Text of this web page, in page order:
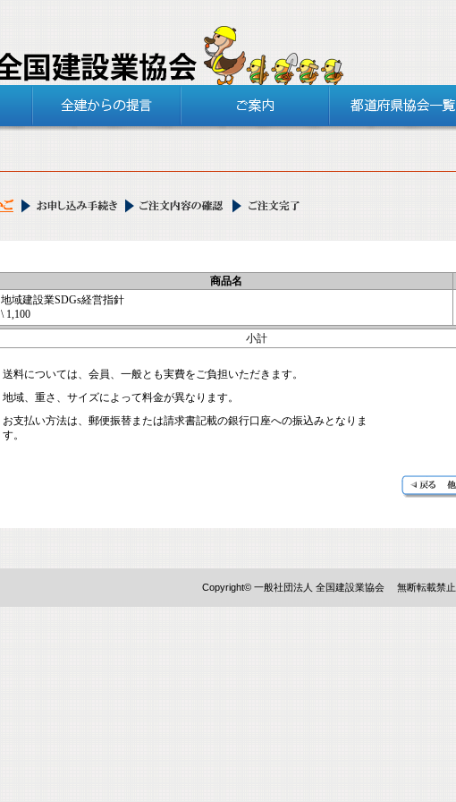
商品名
地域建設業SDGs経営指針
\ 1,100
小計
送料については、会員、一般とも実費をご負担いただきます。
地域、重さ、サイズによって料金が異なります。
お支払い方法は、郵便振替または請求書記載の銀行口座への振込みとなりま
す。
Copyright© 一般社団法人 全国建設業協会 無断転載禁止